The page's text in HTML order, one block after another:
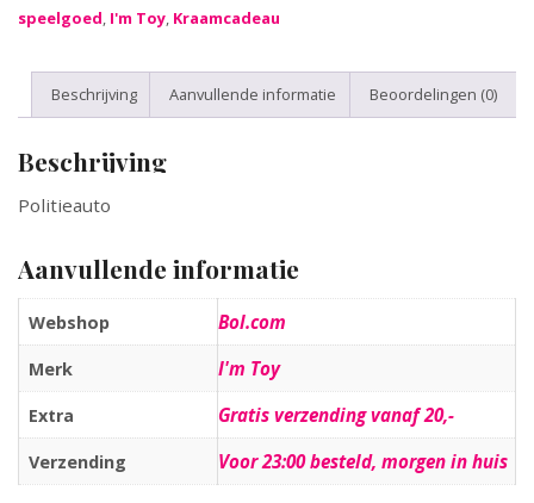
speelgoed, I'm Toy, Kraamcadeau
Beschrijving Aanvullende informatie Beoordelingen (0)
Beschrijving
Politieauto
Aanvullende informatie
Webshop Bol.com
Merk I'm Toy
Extra Gratis verzending vanaf 20,-
Verzending Voor 23:00 besteld, morgen in huis